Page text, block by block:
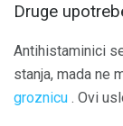
Druge
Antihistaminici
stanja, mada ne
groznicu . Ovi